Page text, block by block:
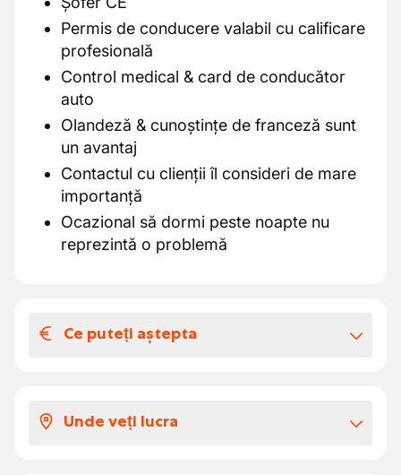
Permis de conducere valabil cu calificare
profesională
Control medical & card de conducător
auto
Olandeză & cunoștințe de franceză sunt
un avantaj
Contactul cu clienții îl consideri de mare
importanță
Ocazional să dormi peste noapte nu
reprezintă o problemă
Ce puteți aștepta
Indemnizație ARAB de 1.8175 euro pe oră
Unde veți lucra